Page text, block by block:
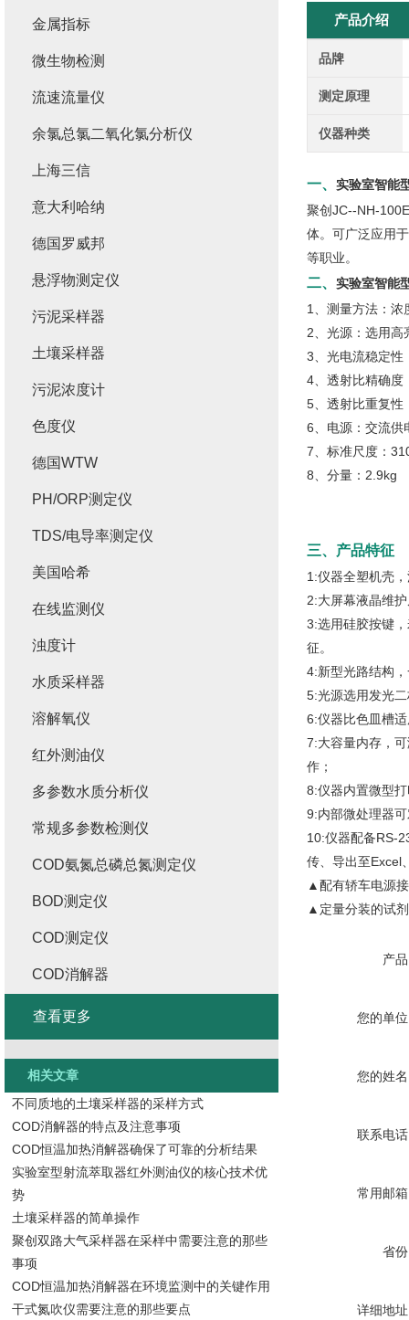
产品介绍
品牌
测定原理
仪器种类
一、 实验室智能
聚创JC--NH-
体。可广泛应用
等职业。
二、 实验室智能
1、测量方法：浓
2、光源：选用高
3、光电流稳定性
4、透射比精确度
5、透射比重复性
6、电源：交流供
7、标准尺度：
8、分量：2.9kg
三、产品特征
1:仪器全塑机壳
2:大屏幕液晶维
3:选用硅胶按键
征。
4:新型光路结构
5:光源选用发光
6:仪器比色皿槽
7:大容量内存，
作；
8:仪器内置微型
9:内部微处理器
10:仪器配备RS-
传、导出至Excel
▲配有轿车电源
▲定量分装的试
产
您的单
您的姓
联系电
常用邮
省
详细地
金属指标
微生物检测
流速流量仪
余氯总氯二氧化氯分析仪
上海三信
意大利哈纳
德国罗威邦
悬浮物测定仪
污泥采样器
土壤采样器
污泥浓度计
色度仪
德国WTW
PH/ORP测定仪
TDS/电导率测定仪
美国哈希
在线监测仪
浊度计
水质采样器
溶解氧仪
红外测油仪
多参数水质分析仪
常规多参数检测仪
COD氨氮总磷总氮测定仪
BOD测定仪
COD测定仪
COD消解器
查看更多
相关文章
不同质地的土壤采样器的采样方式
COD消解器的特点及注意事项
COD恒温加热消解器确保了可靠的分析结果
实验室型射流萃取器红外测油仪的核心技术优
势
土壤采样器的简单操作
聚创双路大气采样器在采样中需要注意的那些
事项
COD恒温加热消解器在环境监测中的关键作用
干式氮吹仪需要注意的那些要点